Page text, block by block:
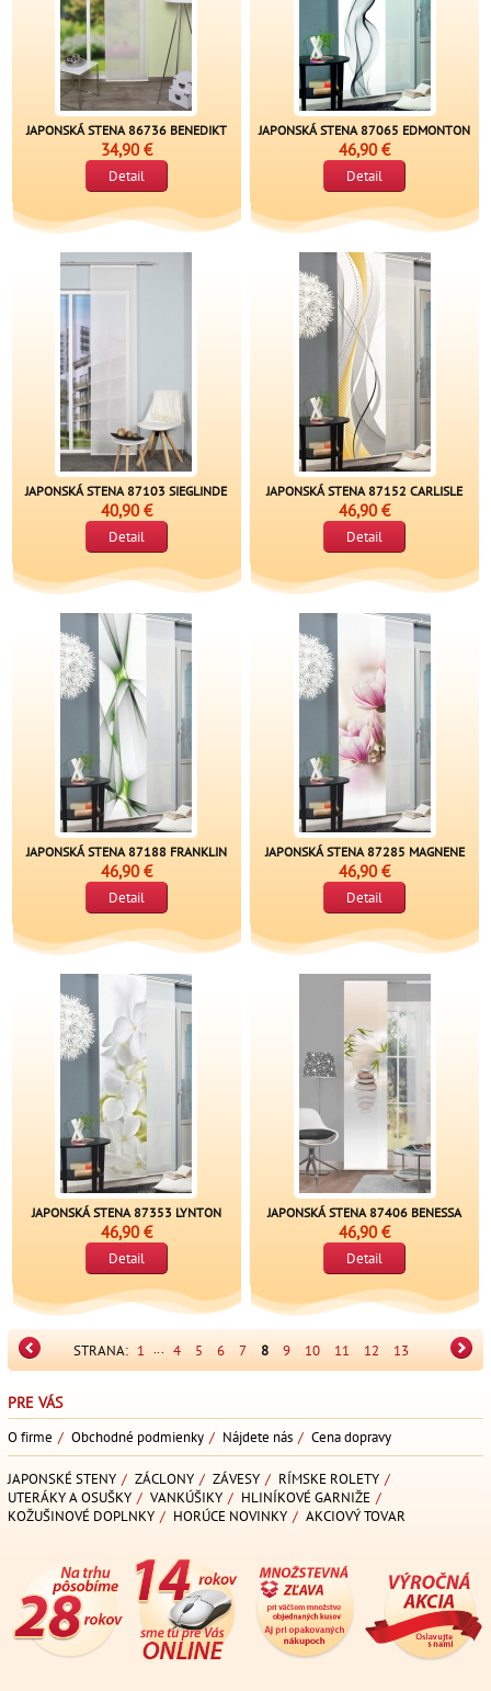
JAPONSKÁ STENA 86736 BENEDIKT
34,90 €
Detail
JAPONSKÁ STENA 87065 EDMONTON
46,90 €
Detail
JAPONSKÁ STENA 87103 SIEGLINDE
40,90 €
Detail
JAPONSKÁ STENA 87152 CARLISLE
46,90 €
Detail
JAPONSKÁ STENA 87188 FRANKLIN
46,90 €
Detail
JAPONSKÁ STENA 87285 MAGNENE
46,90 €
Detail
JAPONSKÁ STENA 87353 LYNTON
46,90 €
Detail
JAPONSKÁ STENA 87406 BENESSA
46,90 €
Detail
STRANA: 1 ... 4 5 6 7 8 9 10 11 12 13
PRE VÁS
O firme / Obchodné podmienky / Nájdete nás / Cena dopravy
JAPONSKÉ STENY / ZÁCLONY / ZÁVESY / RÍMSKE ROLETY /
UTERÁKY A OSUŠKY / VANKÚŠIKY / HLINÍKOVÉ GARNIŽE /
KOŽUŠINOVÉ DOPLNKY / HORÚCE NOVINKY / AKCIOVÝ TOVAR